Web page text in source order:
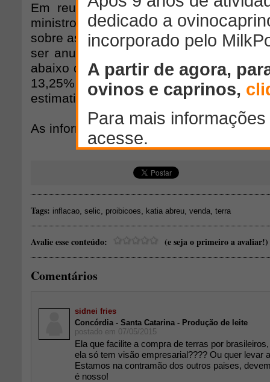
Em reunião com a Bancada
ministro da Fazenda, Joaquim Levy,
sobre as demandas do campo. Disse
ser anunciada para o Plano Safra
abaixo da taxa básica de juros (Selic),
13,25% ao ano, porém acima da
estimativas apontam para um patamar
As informações são do Jornal Valor
Tags: inflacao selic proibicoes katia abreu venda terra
Avalie esse conteúdo: (e seja o primeiro a avaliar!)
Comentários
sidnei fries
Concórdia - Santa Catarina - Produção de leite
postado em 07/05/2015
Ela que facilite a compra de terras por
ela só tem visão empresarial???? Ou quer levar
Estamos na contramão dos outros paises,
é nosso!